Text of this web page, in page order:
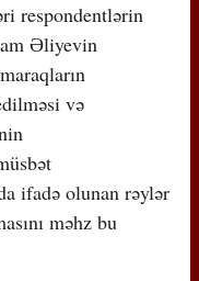
respondentlərin
Əliyevin
və
ifadə olunan rəylər
məhz bu